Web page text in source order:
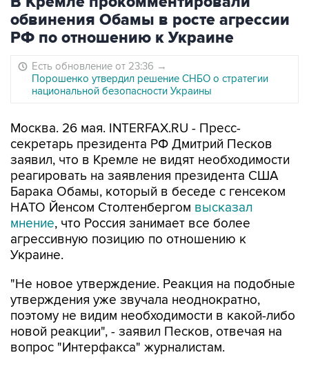
обвинения Обамы в росте агрессии
РФ по отношению к Украине
Есть обновление от 23:36 →
Порошенко утвердил решение СНБО о стратегии
национальной безопасности Украины
Москва. 26 мая. INTERFAX.RU - Пресс-
секретарь президента РФ Дмитрий Песков
заявил, что в Кремле не видят необходимости
реагировать на заявления президента США
Барака Обамы, который в беседе с генсеком
НАТО Йенсом Столтенбергом высказал
мнение, что Россия занимает все более
агрессивную позицию по отношению к
Украине.
"Не новое утверждение. Реакция на подобные
утверждения уже звучала неоднократно,
поэтому не видим необходимости в какой-либо
новой реакции", - заявил Песков, отвечая на
вопрос "Интерфакса" журналистам.